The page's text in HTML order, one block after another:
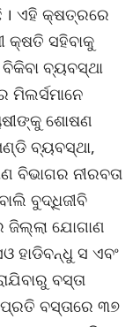
। ଏହି କ୍ଷତ୍ରରେ
କ୍ଷତି ସହିବାକୁ
ବିକିବା ବ୍ୟବସ୍ଥା
ମିଲର୍ସମାନେ
ଶୋଷଣ
ବ୍ୟବସ୍ଥା,
ବିଭାଗର ନୀରବତା
ବୁଦ୍ଧିଜୀବି
ଜିଲ୍ଲା ଯୋଗାଣ
ହାଡିବନ୍ଧୁ ସ ଏବଂ
ବସ୍ତା
ପ୍ରତି ବସ୍ତାରେ ୩୭